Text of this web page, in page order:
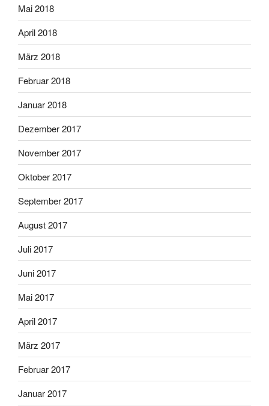
Mai 2018
April 2018
März 2018
Februar 2018
Januar 2018
Dezember 2017
November 2017
Oktober 2017
September 2017
August 2017
Juli 2017
Juni 2017
Mai 2017
April 2017
März 2017
Februar 2017
Januar 2017